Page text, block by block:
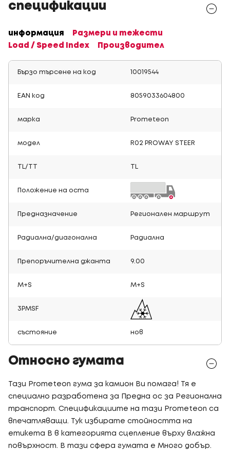
спецификации
информация
Размери и тежести
Load / Speed Index
Производител
Бързо търсене на код 10019544
EAN код 8059033604800
марка Prometeon
модел R02 PROWAY STEER
TL/TT
Положение на оста
Предназначение Регионален маршрут
Радиална/диагонална Радиална
Препоръчителна джанта 9.00
M+S M+S
3PMSF
състояние нов
Относно гумата
Тази Prometeon гума за камион Ви помага! Тя е
специално разработена за Предна ос за Регионална
транспорт. Спецификациите на тази Prometeon са
впечатляващи. Тук избирате стойността на
етикета B в категорията сцепление върху влажна
повърхност. В тази сфера гумата е Много добър.